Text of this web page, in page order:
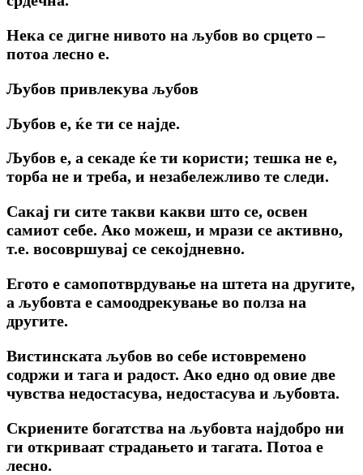
Нека се дигне нивото на љубов во срцето –
потоа лесно е.
Љубов привлекува љубов
Љубов е, ќе ти се најде.
Љубов е, a секаде ќе ти користи; тешка не е,
торба не и треба, и незабележливо те следи.
Сакај ги сите такви какви што се, освен
самиот себе. Ако можеш, и мрази се активно,
т.е. восовршувај се секојдневно.
Егото е самопотврдување на штета на другите,
a љубовта е самоодрекување во полза на
другите.
Вистинската љубов во себе истовремено
содржи и тага и радост. Ако едно од овие две
чувства недостасува, недостасува и љубовта.
Скриените богатства на љубовта најдобро ни
ги откриваат страдањето и тагата. Потоа e
лесно.